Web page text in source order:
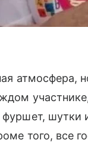
атмосфера,
шутки
того, все